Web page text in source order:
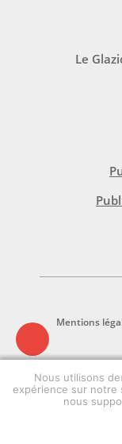
Le
Mentions
Nous utilisons
expérience sur notre
nous